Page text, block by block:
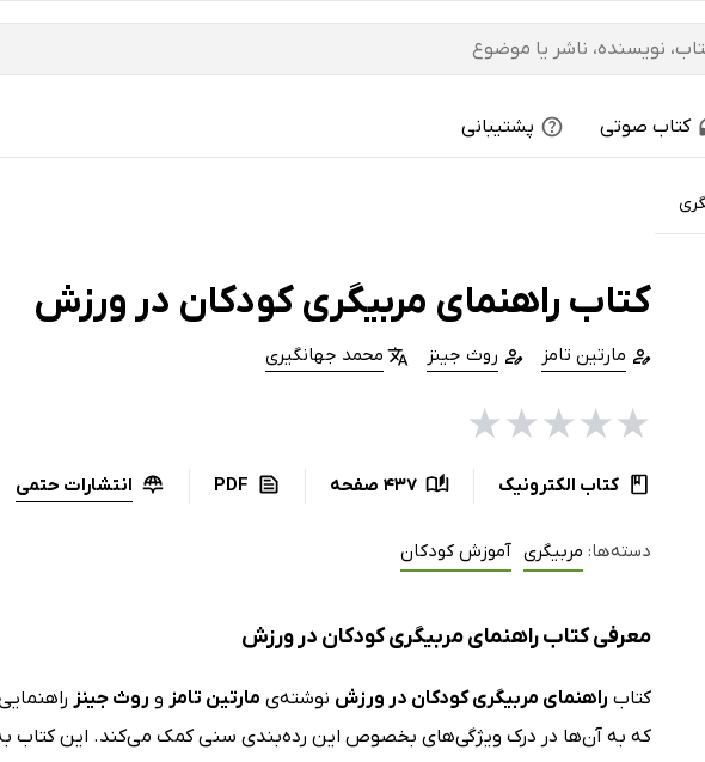
کتاب صوتی پشتیبانی
کتاب راهنمای مربیگری کودکان در ورزش
مارتین تامز روث جینز محمد جهانگیری
★
★
★
★
★
کتاب الکترونیک 437 صفحه PDF انتشارات حتمی
دسته‌ها: مربیگری آموزش کودکان
معرفی کتاب راهنمای مربیگری کودکان در ورزش
کتاب راهنمای مربیگری کودکان در ورزش نوشته‌ی مارتین تامز و روث جینز